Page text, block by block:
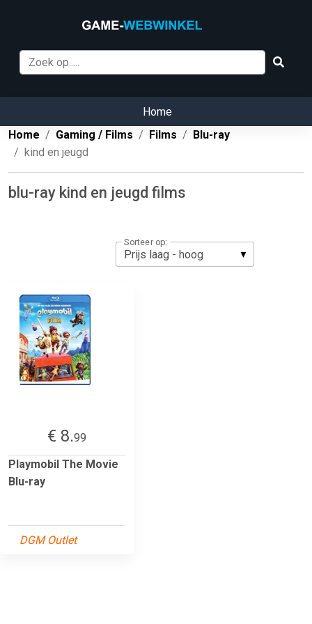
Home
Home
Gaming / Films Films
Blu-ray
kind en jeugd
blu-ray kind en jeugd films
Sorteer op:
€ 8.99
Playmobil The Movie
Blu-ray
DGM Outlet